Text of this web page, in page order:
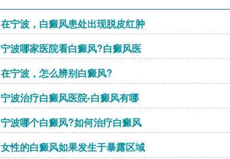
在宁波，白癜风患处出现脱皮红肿
宁波哪家医院看白癜风?白癜风医
在宁波，怎么辨别白癜风?
宁波治疗白癜风医院-白癜风有哪
宁波哪个白癜风?如何治疗白癜风
女性的白癜风如果发生于暴露区域